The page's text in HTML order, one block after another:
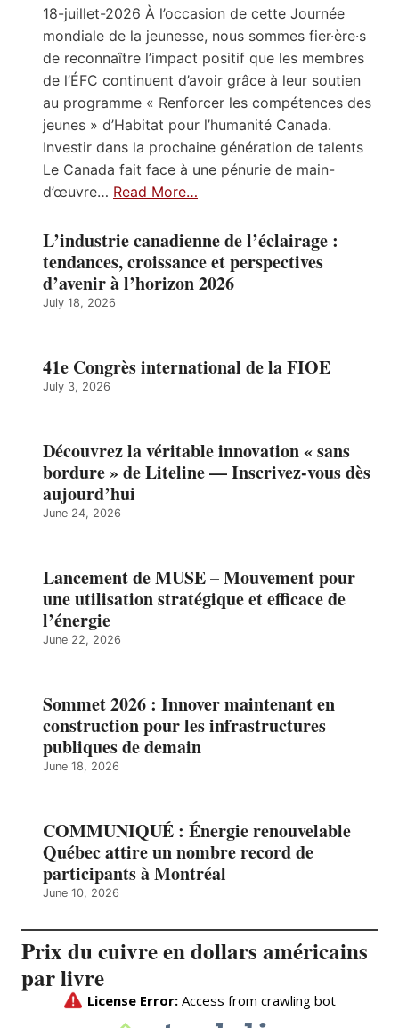
18-juillet-2026 À l’occasion de cette Journée
mondiale de la jeunesse, nous sommes fier·ère·s
de reconnaître l’impact positif que les membres
de l’ÉFC continuent d’avoir grâce à leur soutien
au programme « Renforcer les compétences des
jeunes » d’Habitat pour l’humanité Canada.
Investir dans la prochaine génération de talents
Le Canada fait face à une pénurie de main-
d’œuvre… Read More…
L’industrie canadienne de l’éclairage :
tendances, croissance et perspectives
d’avenir à l’horizon 2026
July 18, 2026
41e Congrès international de la FIOE
July 3, 2026
Découvrez la véritable innovation « sans
bordure » de Liteline — Inscrivez-vous dès
aujourd’hui
June 24, 2026
Lancement de MUSE – Mouvement pour
une utilisation stratégique et efficace de
l’énergie
June 22, 2026
Sommet 2026 : Innover maintenant en
construction pour les infrastructures
publiques de demain
June 18, 2026
COMMUNIQUÉ : Énergie renouvelable
Québec attire un nombre record de
participants à Montréal
June 10, 2026
Prix du cuivre en dollars américains
par livre